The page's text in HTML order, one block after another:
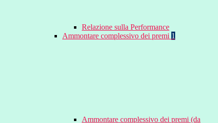
Relazione sulla Performance
Ammontare complessivo dei premi 1
Ammontare complessivo dei premi (da